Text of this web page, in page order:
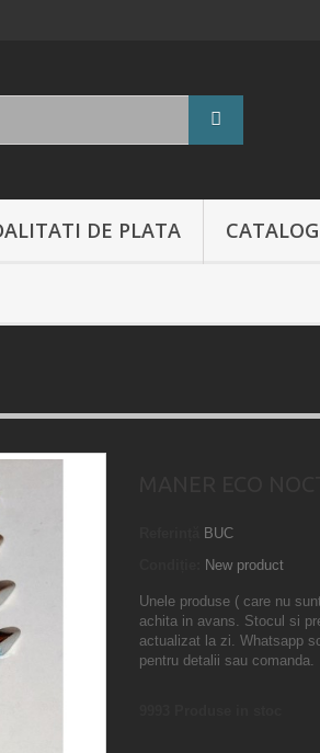
DE PLATA
BUC
New product
Unele produse ( care nu
achita in avans. Stocul si
actualizat la zi. Whatsapp
pentru detalii sau comanda.